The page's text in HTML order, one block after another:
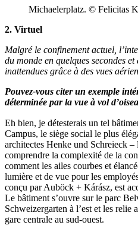
Michaelerplatz. © Felicitas
2. Virtuel
Malgré le confinement actuel,
du monde en quelques secondes
inattendues grâce à des vues
Pouvez-vous citer un exemple
déterminée par la vue à vol
Eh bien, je détesterais un tel
Campus, le siège social le plus
architectes Henke und Schreieck –
comprendre la complexité de la
comment les ailes courbes et
lumière et de vue pour les
conçu par Auböck + Kárász, est
Le bâtiment s’ouvre sur le parc
Schweizergarten à l’est et les relie
gare centrale au sud-ouest.